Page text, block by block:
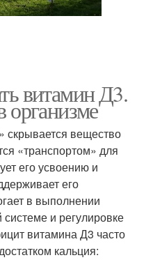
витамин Д3.
организме
вещество
«транспортом» для
его усвоению и
его
в выполнении
и регулировке
витамина Д3 часто
кальция: